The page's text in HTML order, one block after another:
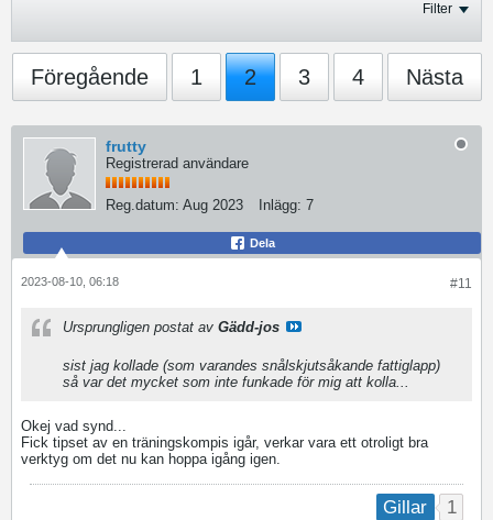
Filter
Föregående 1 2 3 4 Nästa
frutty
Registrerad användare
Reg.datum: Aug 2023 Inlägg: 7
Dela
#11
2023-08-10, 06:18
Ursprungligen postat av Gädd-jos
sist jag kollade (som varandes snålskjutsåkande fattiglapp)
så var det mycket som inte funkade för mig att kolla...
Okej vad synd...
Fick tipset av en träningskompis igår, verkar vara ett otroligt bra
verktyg om det nu kan hoppa igång igen.
Gillar 1